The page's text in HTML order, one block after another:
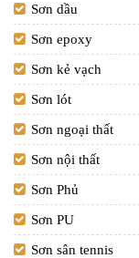
Sơn dầu
Sơn epoxy
Sơn kẻ vạch
Sơn lót
Sơn ngoại thất
Sơn nội thất
Sơn Phủ
Sơn PU
Sơn sân tennis